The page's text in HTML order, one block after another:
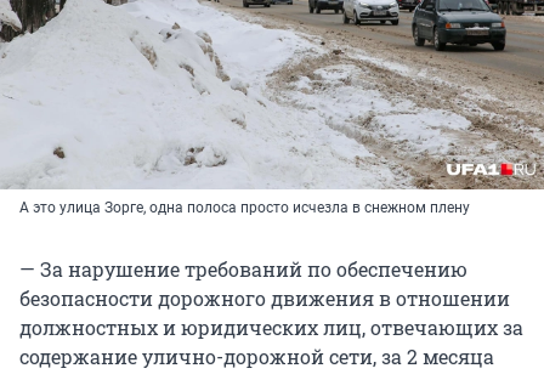
А это улица Зорге, одна полоса просто исчезла в снежном плену
— За нарушение требований по обеспечению
безопасности дорожного движения в отношении
должностных и юридических лиц, отвечающих за
содержание улично-дорожной сети, за 2 месяца